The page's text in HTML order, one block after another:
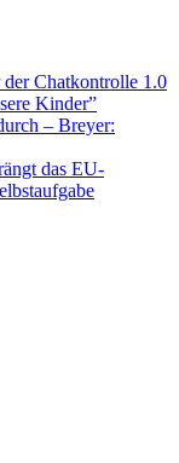
Chatkontrolle 1.0
Kinder”
– Breyer:
das EU-